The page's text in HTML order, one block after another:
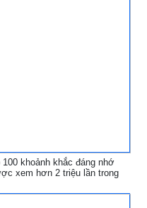
khoảnh khắc đáng nhớ
xem hơn 2 triệu lần trong